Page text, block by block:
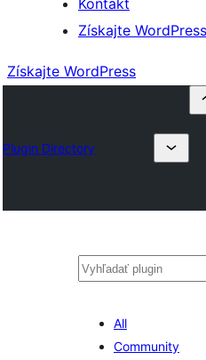
Kontakt
Získajte WordPress
Získajte WordPress
Plugin Directory
Hľadať
All
Community